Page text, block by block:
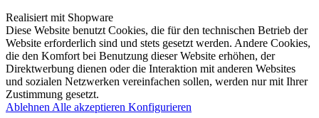
Realisiert mit Shopware
Diese Website benutzt Cookies, die für den technischen Betrieb der
Website erforderlich sind und stets gesetzt werden. Andere Cookies,
die den Komfort bei Benutzung dieser Website erhöhen, der
Direktwerbung dienen oder die Interaktion mit anderen Websites
und sozialen Netzwerken vereinfachen sollen, werden nur mit Ihrer
Zustimmung gesetzt.
Ablehnen Alle akzeptieren Konfigurieren